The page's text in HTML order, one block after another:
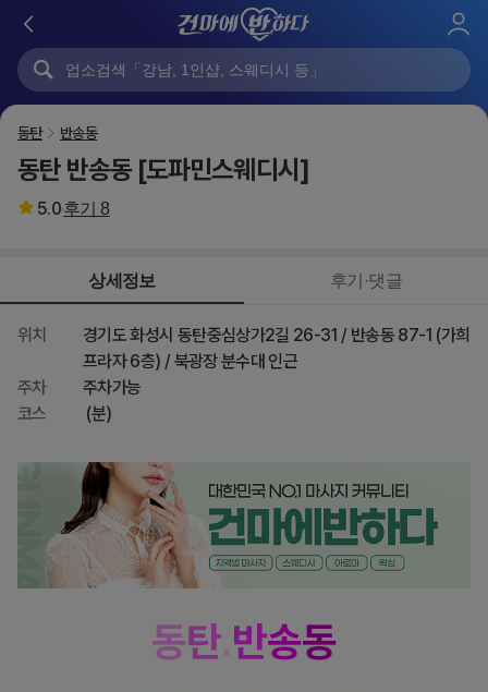
로
동탄 반송동
동탄 반송동 [도파민스웨디시]
5.0후기8
상세정보 후기·댓글
위치
경기도 화성시 동탄중심상가2길 26-31 / 반송동 87-1 (가희
프라자 6층) / 북광장 분수대 인근
주차
주차가능
코스
(분)
동탄.반송동